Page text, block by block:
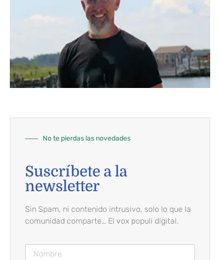
No te pierdas las novedades
Suscríbete a la
newsletter
Sin Spam, ni contenido intrusivo, solo lo que la
comunidad comparte… El vox populi digital.